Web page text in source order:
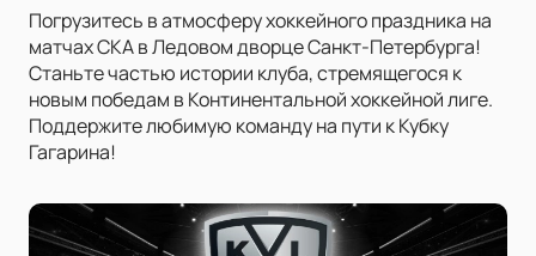
Погрузитесь в атмосферу хоккейного праздника на
матчах СКА в Ледовом дворце Санкт-Петербурга!
Станьте частью истории клуба, стремящегося к
новым победам в Континентальной хоккейной лиге.
Поддержите любимую команду на пути к Кубку
Гагарина!